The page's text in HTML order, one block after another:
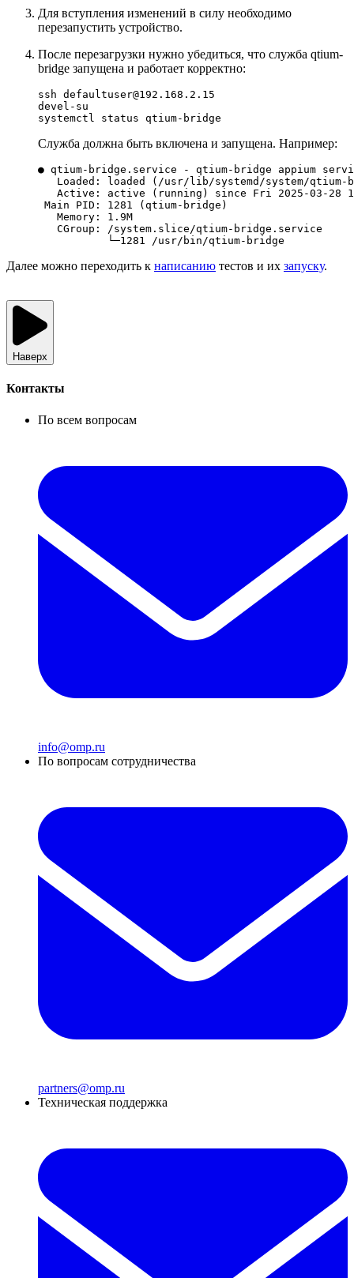
Для вступления изменений в силу необходимо
перезапустить устройство.
После перезагрузки нужно убедиться, что служба qtium-
bridge запущена и работает корректно:
ssh defaultuser@192.168.2.15
devel-su
Служба должна быть включена и запущена. Например:
● qtium-bridge.service - qtium-bridge appium
Loaded: loaded (/usr/lib/systemd/system/
Active: active (running) since Fri 2025-03-28
Main PID: 1281 (qtium-bridge)
   Memory: 1.9M
   CGroup: /system.slice/qtium-bridge.service
Далее можно переходить к написанию тестов и их запуску.
Наверх
Контакты
По всем вопросам
info@omp.ru
По вопросам сотрудничества
partners@omp.ru
Техническая поддержка